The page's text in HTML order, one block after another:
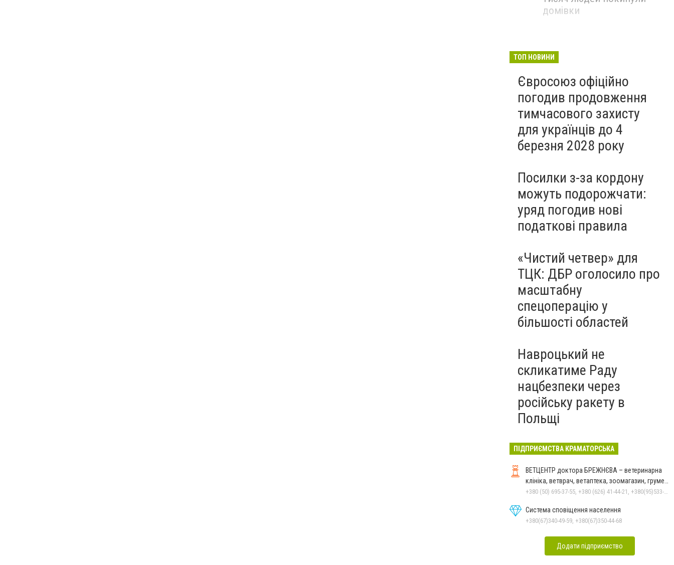
домівки
ТОП НОВИНИ
Євросоюз офіційно
погодив продовження
тимчасового захисту
для українців до 4
березня 2028 року
Посилки з-за кордону
можуть подорожчати:
уряд погодив нові
податкові правила
«Чистий четвер» для
ТЦК: ДБР оголосило про
масштабну
спецоперацію у
більшості областей
Навроцький не
скликатиме Раду
нацбезпеки через
російську ракету в
Польщі
ПІДПРИЄМСТВА КРАМАТОРСЬКА
ВЕТЦЕНТР доктора БРЕЖНЄВА – ветеринарна
клініка, ветврач, ветаптека, зоомагазин, грумер,
стрижки.
+380 (50) 695-37-55, +380 (626) 41-44-21, +380(95)533-90-03
Система сповіщення населення
+380(67)340-49-59, +380(67)350-44-68
Додати підприємство